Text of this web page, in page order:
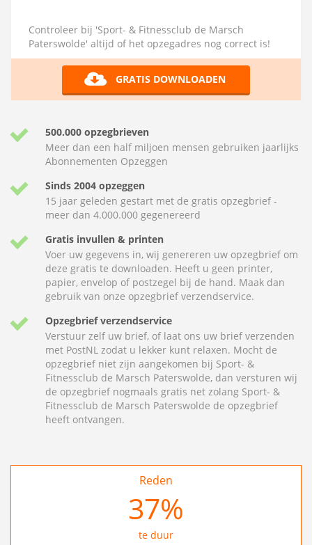
Controleer bij 'Sport- & Fitnessclub de Marsch
Paterswolde' altijd of het opzegadres nog correct is!
GRATIS DOWNLOADEN
500.000 opzegbrieven
Meer dan een half miljoen mensen gebruiken jaarlijks
Abonnementen Opzeggen
Sinds 2004 opzeggen
15 jaar geleden gestart met de gratis opzegbrief -
meer dan 4.000.000 gegenereerd
Gratis invullen & printen
Voer uw gegevens in, wij genereren uw opzegbrief om
deze gratis te downloaden. Heeft u geen printer,
papier, envelop of postzegel bij de hand. Maak dan
gebruik van onze opzegbrief verzendservice.
Opzegbrief verzendservice
Verstuur zelf uw brief, of laat ons uw brief verzenden
met PostNL zodat u lekker kunt relaxen. Mocht de
opzegbrief niet zijn aangekomen bij Sport- &
Fitnessclub de Marsch Paterswolde, dan versturen wij
de opzegbrief nogmaals gratis net zolang Sport- &
Fitnessclub de Marsch Paterswolde de opzegbrief
heeft ontvangen.
Reden
37%
te duur